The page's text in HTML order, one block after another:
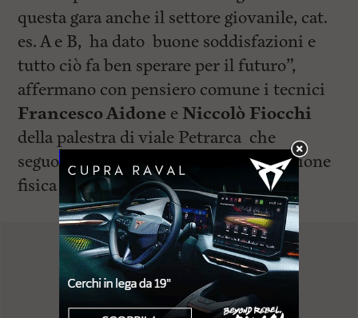
questa gara anche il settore giovanile, cat.
es. A e B, ha dato buone soddisfazioni e
tutto ciò fa ben sperare per il futuro”,
affermano con pensiero comune i tecnici
Francesco Aidone e Niccolò Fiocchi
della palestra di viale Petrarca che
seguono quotidianamente la preparazione
fisica e tecnica degli